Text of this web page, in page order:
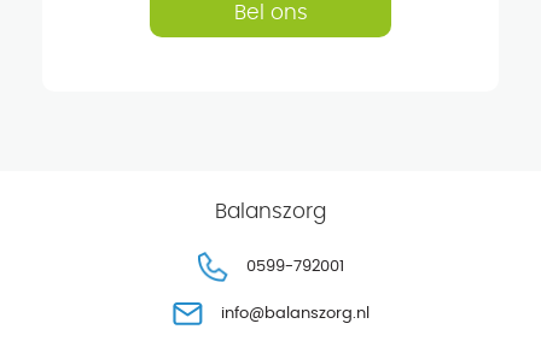
Bel ons
Balanszorg
0599-792001
info@balanszorg.nl